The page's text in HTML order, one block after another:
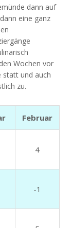
dann auf
eine ganz
Wochen vor
statt und auch
zu.
Februar
4
-1